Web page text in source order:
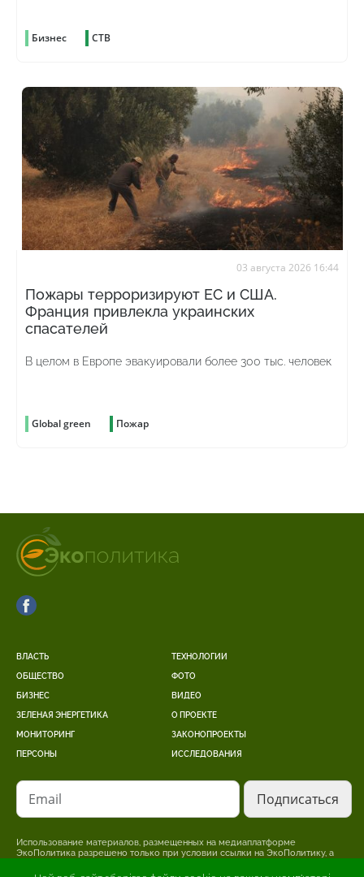
Бизнес СТВ
03 августа 2026 16:44
Пожары терроризируют ЕС и США.
Франция привлекла украинских
спасателей
В целом в Европе эвакуировали более 300 тыс. человек
Global green Пожар
ВЛАСТЬ
ОБЩЕСТВО
БИЗНЕС
ЗЕЛЕНАЯ ЭНЕРГЕТИКА
МОНИТОРИНГ
ПЕРСОНЫ
ТЕХНОЛОГИИ
ФОТО
ВИДЕО
О ПРОЕКТЕ
ЗАКОНОПРОЕКТЫ
ИССЛЕДОВАНИЯ
Email
Использование материалов, размещенных на медиаплатформе
ЭкоПолитика разрешено только при условии ссылки на ЭкоПолитику, а
систем, гиперссылки на страницу, где размещен оригинальный материал.